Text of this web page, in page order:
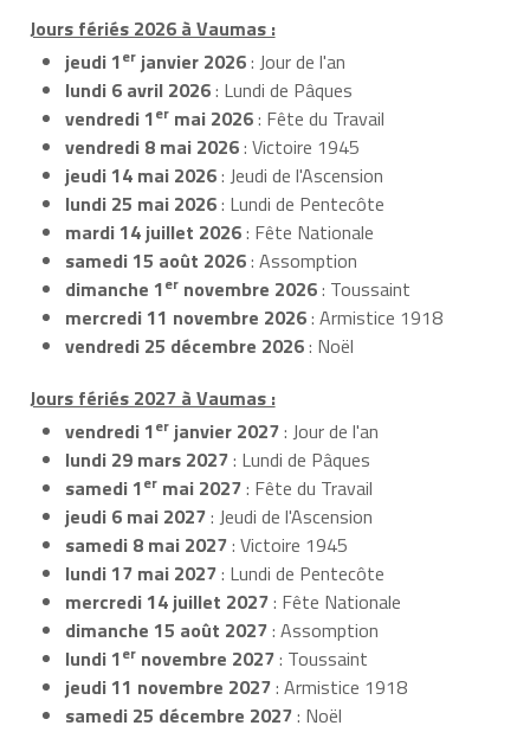
Jours fériés 2026 à Vaumas :
jeudi 1er janvier 2026: Jour de l'an
lundi 6 avril 2026: Lundi de Pâques
vendredi 1er mai 2026: Fête du Travail
vendredi 8 mai 2026: Victoire 1945
jeudi 14 mai 2026: Jeudi de l'Ascension
lundi 25 mai 2026: Lundi de Pentecôte
mardi 14 juillet 2026: Fête Nationale
samedi 15 août 2026: Assomption
dimanche 1er novembre 2026: Toussaint
mercredi 11 novembre 2026: Armistice 1918
vendredi 25 décembre 2026: Noël
Jours fériés 2027 à Vaumas :
vendredi 1er janvier 2027: Jour de l'an
lundi 29 mars 2027: Lundi de Pâques
samedi 1er mai 2027: Fête du Travail
jeudi 6 mai 2027: Jeudi de l'Ascension
samedi 8 mai 2027: Victoire 1945
lundi 17 mai 2027: Lundi de Pentecôte
mercredi 14 juillet 2027: Fête Nationale
dimanche 15 août 2027: Assomption
lundi 1er novembre 2027: Toussaint
jeudi 11 novembre 2027: Armistice 1918
samedi 25 décembre 2027: Noël